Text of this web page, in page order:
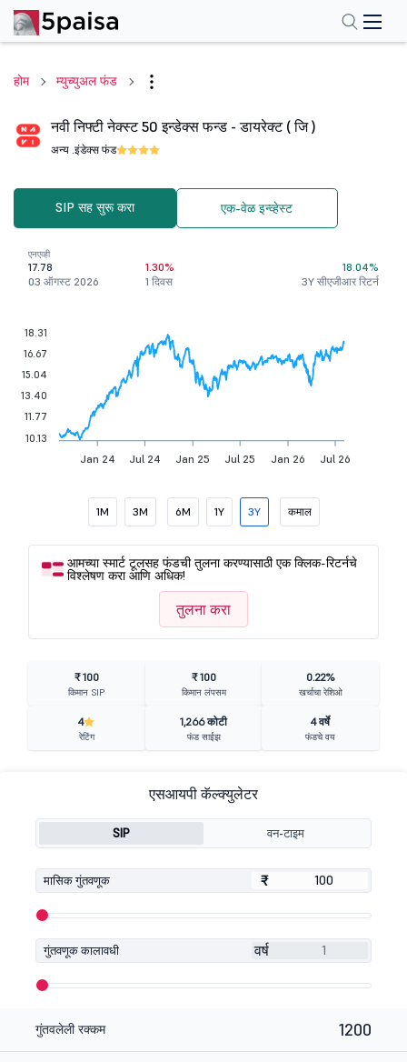
होम म्युच्युअल फंड
नवी निफ्टी नेक्स्ट 50 इन्डेक्स फन्ड - डायरेक्ट ( जि )
अन्य .इंडेक्स फंड
SIP सह सुरू करा एक-वेळ इन्व्हेस्ट
एनएव्ही
17.78
03 ऑगस्ट 2026
1.30%
1 दिवस
18.04%
3Y सीएजीआर रिटर्न
Jan 24 Jul 24 Jan 25 Jul 25 Jan 26 Jul 26
18.31
16.67
15.04
13.40
11.77
10.13
1M 3M 6M 1Y 3Y कमाल
आमच्या स्मार्ट टूलसह फंडची तुलना करण्यासाठी एक क्लिक-रिटर्नचे
विश्लेषण करा आणि अधिक!
तुलना करा
₹ 100
किमान SIP
₹ 100
किमान लंपसम
0.22%
खर्चाचा रेशिओ
4
रेटिंग
1,266 कोटी
फंड साईझ
4 वर्षे
फंडचे वय
एसआयपी कॅल्क्युलेटर
SIP वन-टाइम
मासिक गुंतवणूक ₹
₹
गुंतवणूक कालावधी वर्ष
गुंतवलेली रक्कम 1200